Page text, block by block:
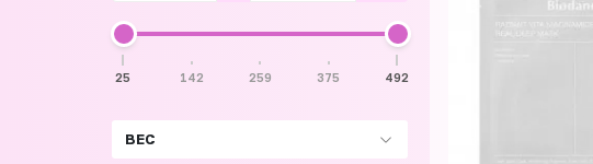
25 142 259 375 492
ВЕС